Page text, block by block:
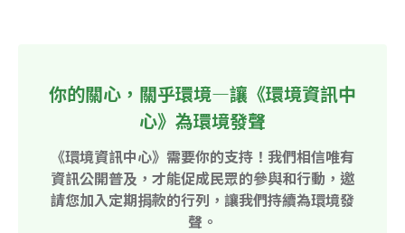
你的關心，關乎環境—讓《環境資訊中
心》為環境發聲
《環境資訊中心》需要你的支持！我們相信唯有
資訊公開普及，才能促成民眾的參與和行動，邀
請您加入定期捐款的行列，讓我們持續為環境發
聲。